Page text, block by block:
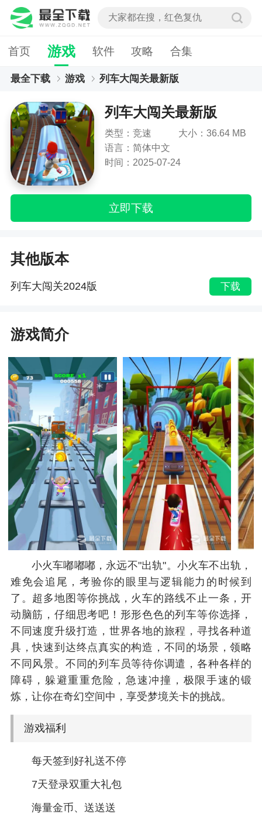
首页 游戏 软件 攻略 合集
最全下载 游戏 列车大闯关最新版
列车大闯关最新版
类型：竞速
大小：36.64 MB
语言：简体中文
时间：2025-07-24
立即下载
其他版本
列车大闯关2024版 下载
游戏简介
小火车嘟嘟嘟，永远不"出轨"。小火车不出轨，
难免会追尾，考验你的眼里与逻辑能力的时候到
了。超多地图等你挑战，火车的路线不止一条，开
动脑筋，仔细思考吧！形形色色的列车等你选择，
不同速度升级打造，世界各地的旅程，寻找各种道
具，快速到达终点真实的构造，不同的场景，领略
不同风景。不同的列车员等待你调遣，各种各样的
障碍，躲避重重危险，急速冲撞，极限手速的锻
炼，让你在奇幻空间中，享受梦境关卡的挑战。
游戏福利
每天签到好礼送不停
7天登录双重大礼包
海量金币、送送送